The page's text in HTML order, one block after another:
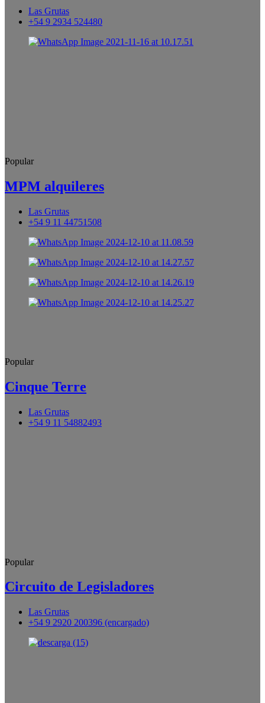
Las Grutas
+54 9 2934 524480
Popular
MPM alquileres
Las Grutas
+54 9 11 44751508
Popular
Cinque Terre
Las Grutas
+54 9 11 54882493
Popular
Circuito de Legisladores
Las Grutas
+54 9 2920 200396 (encargado)